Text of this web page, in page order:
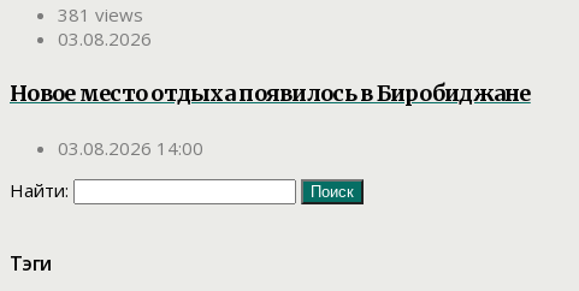
381 views
03.08.2026
Новое место отдыха появилось в Биробиджане
03.08.2026 14:00
Найти:
Тэги